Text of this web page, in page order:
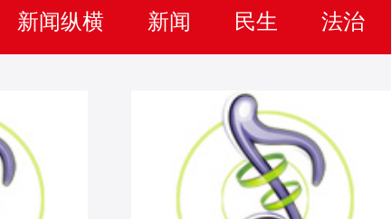
新闻纵横 新闻 民生 法治